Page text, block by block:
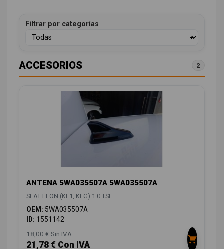
Filtrar por categorías
ACCESORIOS 2
ANTENA 5WA035507A 5WA035507A
SEAT LEON (KL1, KLG) 1.0 TSI
OEM: 5WA035507A
ID: 1551142
18,00 € Sin IVA
21,78 € Con IVA